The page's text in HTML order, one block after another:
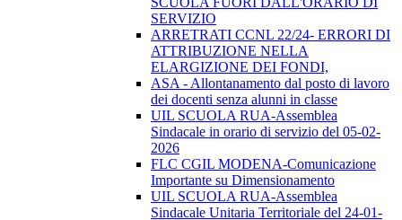
SERVIZIO
ARRETRATI CCNL 22/24- ERRORI DI
ATTRIBUZIONE NELLA
ELARGIZIONE DEI FONDI,
ASA - Allontanamento dal posto di lavoro
dei docenti senza alunni in classe
UIL SCUOLA RUA-Assemblea
Sindacale in orario di servizio del 05-02-
2026
FLC CGIL MODENA-Comunicazione
Importante su Dimensionamento
UIL SCUOLA RUA-Assemblea
Sindacale Unitaria Territoriale del 24-01-